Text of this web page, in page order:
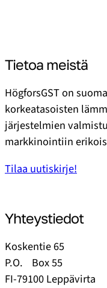
Tietoa meistä
HögforsGST on
korkeatasoisten
järjestelmien
markkinointiin
Tilaa uutiskirje!
Yhteystiedot
Koskentie 65
P.O. Box 55
FI-79100 Leppävirta